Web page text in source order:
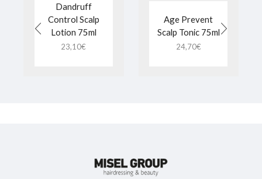
Dandruff
Control Scalp
Lotion 75ml
23,10€
Age Prevent
Scalp Tonic 75ml
24,70€